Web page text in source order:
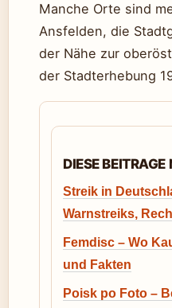
Manche Orte sind
Ansfelden, die
der Nähe zur
der Stadterhebung
DIESE
Streik in
Warnstreiks,
Femdisc – Wo
und Fakten
Poisk po Foto –